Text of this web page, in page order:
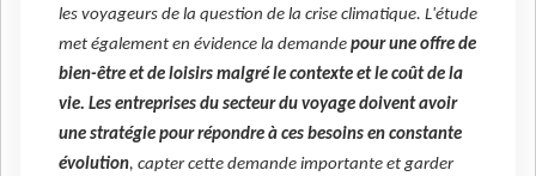
les voyageurs de la question de la crise climatique. L'étude
met également en évidence la demande pour une offre de
bien-être et de loisirs malgré le contexte et le coût de la
vie. Les entreprises du secteur du voyage doivent avoir
une stratégie pour répondre à ces besoins en constante
évolution, capter cette demande importante et garder